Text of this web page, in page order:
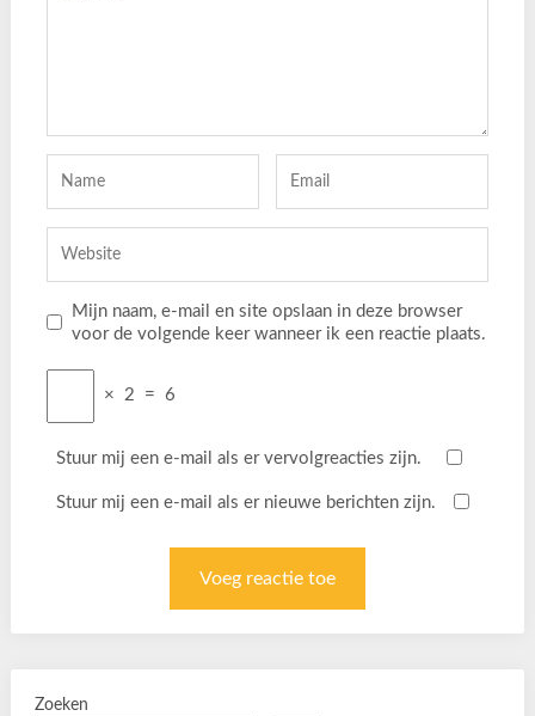
Mijn naam, e-mail en site opslaan in deze browser
voor de volgende keer wanneer ik een reactie plaats.
× 2 = 6
Stuur mij een e-mail als er vervolgreacties zijn.
Stuur mij een e-mail als er nieuwe berichten zijn.
Zoeken